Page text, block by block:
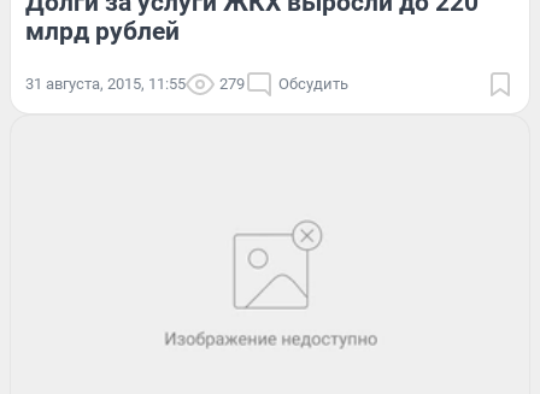
млрд рублей
31 августа, 2015, 11:55 279 Обсудить